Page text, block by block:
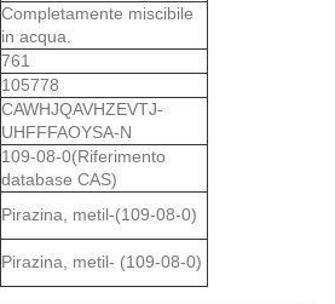
Completamente miscibile
in acqua.
761
105778
CAWHJQAVHZEVTJ-
UHFFFAOYSA-N
109-08-0(Riferimento
database CAS)
Pirazina, metil-(109-08-0)
Pirazina, metil- (109-08-0)